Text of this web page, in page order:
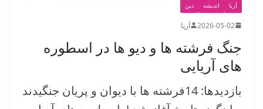
آریا اندیشه دین
2026-05-02 آریا
جنگ فرشته ها و دیو ها در اسطوره
های آریایی
بازدیدها: 14فرشته ها با دیوان و پریان جنگیدند